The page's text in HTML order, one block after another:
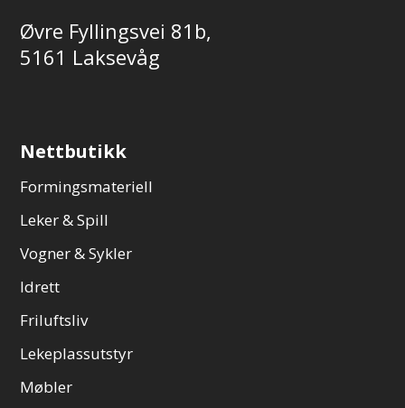
Øvre Fyllingsvei 81b,
5161 Laksevåg
Nettbutikk
Formingsmateriell
Leker & Spill
Vogner & Sykler
Idrett
Friluftsliv
Lekeplassutstyr
Møbler